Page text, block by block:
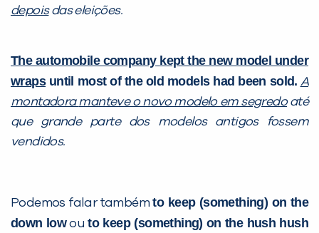
depoisdas eleições.
The automobile company kept the new model under
wrapsuntil most of the old models had been sold. A
montadoramanteve o novo modelo em segredoaté
que grande parte dos modelos antigos fossem
vendidos.
Podemos falar tambémto keep (something) on the
down lowouto keep (something) on the hush hush